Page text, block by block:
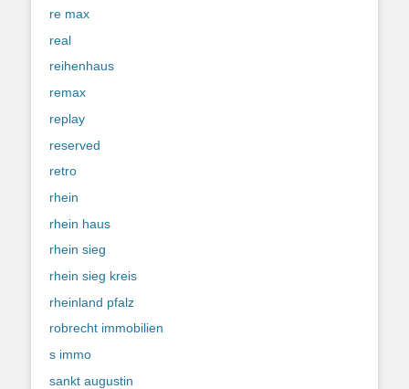
re max
real
reihenhaus
remax
replay
reserved
retro
rhein
rhein haus
rhein sieg
rhein sieg kreis
rheinland pfalz
robrecht immobilien
s immo
sankt augustin